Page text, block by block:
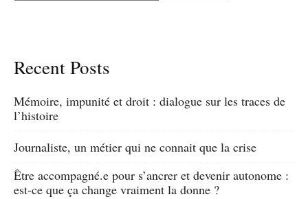
Recent Posts
Mémoire, impunité et droit : dialogue sur les traces de
l’histoire
Journaliste, un métier qui ne connait que la crise
Être accompagné.e pour s’ancrer et devenir autonome :
est-ce que ça change vraiment la donne ?